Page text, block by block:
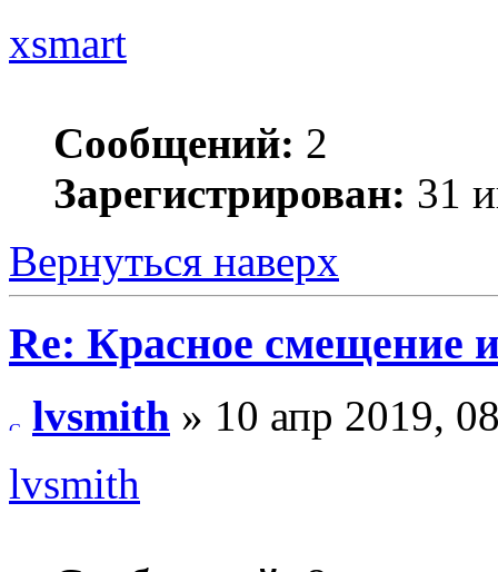
xsmart
Сообщений: 2
Зарегистрирован: 31
Вернуться наверх
Re: Красное смещение
lvsmith » 10 апр 2019,
lvsmith